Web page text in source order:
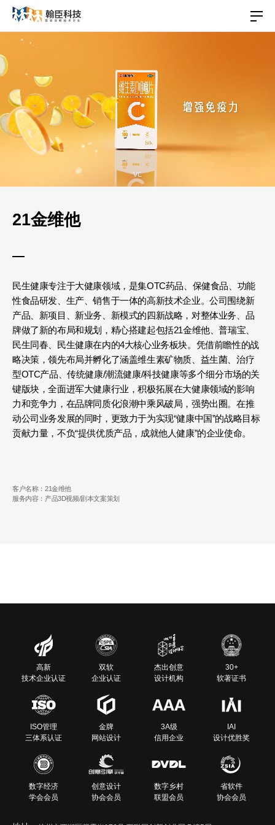
21金维他
民生健康专注于大健康领域，是集OTC药品、保健食品、功能
性食品研发、生产、销售于一体的高新技术企业。公司围绕新
产品、新项目、新业务、新模式的四新战略，对整体业务、品
牌做了新的布局和规划，精心搭建起包括21金维他、普瑞宝、
民生同春、民生健康在内的4大核心业务板块。凭借前瞻性的战
略决策，领先布局并孵化了涵盖维生素矿物质、益生菌、治疗
型OTC产品、传统健康/潮流健康/科技健康等多个细分市场的关
键版块，全面进军大健康行业，积极拓展在大健康领域的影响
力和竞争力，在品牌同质化浪潮中乘风破局，强势出圈。在推
动公司业务发展的同时，更致力于为实现“健康中国”的战略目标
贡献力量，不负“提供优质产品，成就他人健康”的企业使命。
客户名称：21金维他
服务内容：产品3D视频/剧本文案策划
高新
技术企业认证
双软
企业认证
杰出创意
设计机构
30+
软著证书
ISO管理
三体系认证
金牌
网站设计
3A级
信用企业
IAI
设计优胜奖
数字经济
学会会员
创意设计
协会会员
数字乡村
联盟会员
省软件
协会会员